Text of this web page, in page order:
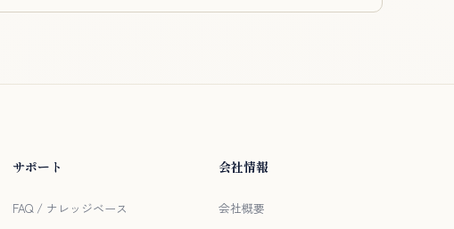
サポート
FAQ / ナレッジベース
会社情報
会社概要